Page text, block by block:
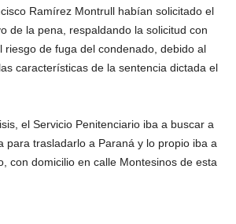
Ramírez Montrull habían solicitado el
de la pena, respaldando la solicitud con
riesgo de fuga del condenado, debido al
características de la sentencia dictada el
el Servicio Penitenciario iba a buscar a
para trasladarlo a Paraná y lo propio iba a
con domicilio en calle Montesinos de esta